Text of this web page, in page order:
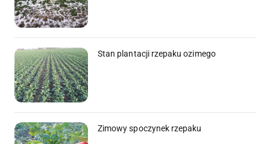
Stan plantacji rzepaku ozimego
Zimowy spoczynek rzepaku